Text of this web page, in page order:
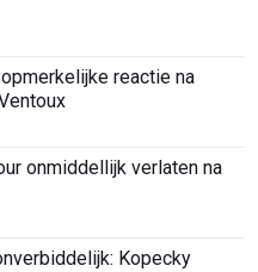
reactie na
onmiddellijk verlaten na
Kopecky